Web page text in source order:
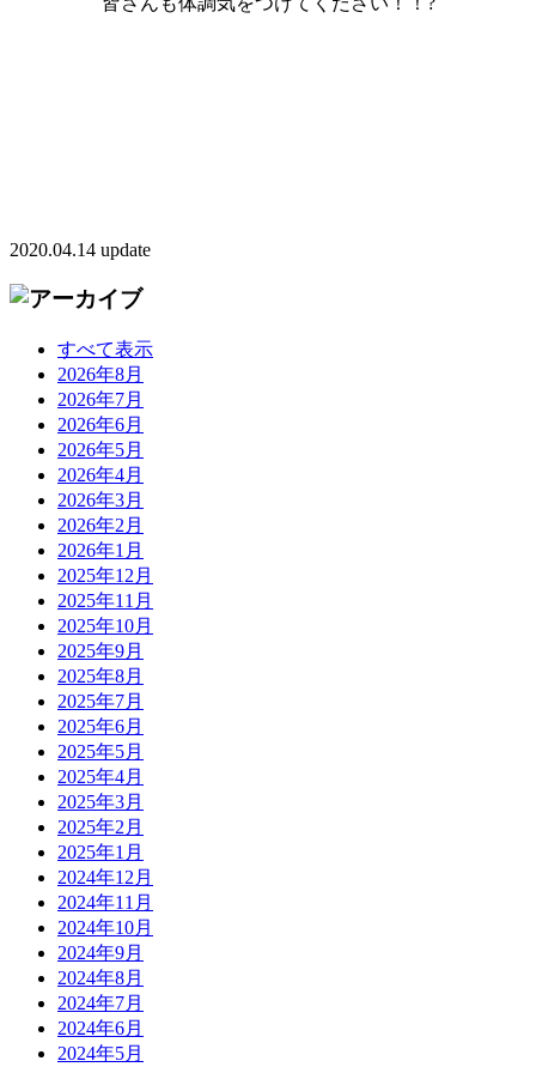
2020.04.14 update
すべて表示
2026年8月
2026年7月
2026年6月
2026年5月
2026年4月
2026年3月
2026年2月
2026年1月
2025年12月
2025年11月
2025年10月
2025年9月
2025年8月
2025年7月
2025年6月
2025年5月
2025年4月
2025年3月
2025年2月
2025年1月
2024年12月
2024年11月
2024年10月
2024年9月
2024年8月
2024年7月
2024年6月
2024年5月